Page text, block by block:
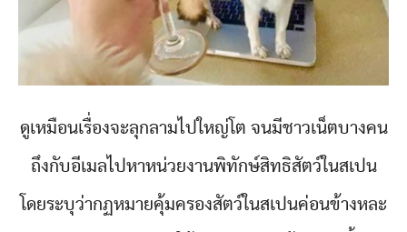
ดูเหมือนเรื่องจะลุกลามไปใหญ่โต จนมีชาวเน็ตบางคน
ถึงกับอีเมลไปหาหน่วยงานพิทักษ์สิทธิสัตว์ในสเปน
โดยระบุว่ากฏหมายคุ้มครองสัตว์ในสเปนค่อนข้างหละ